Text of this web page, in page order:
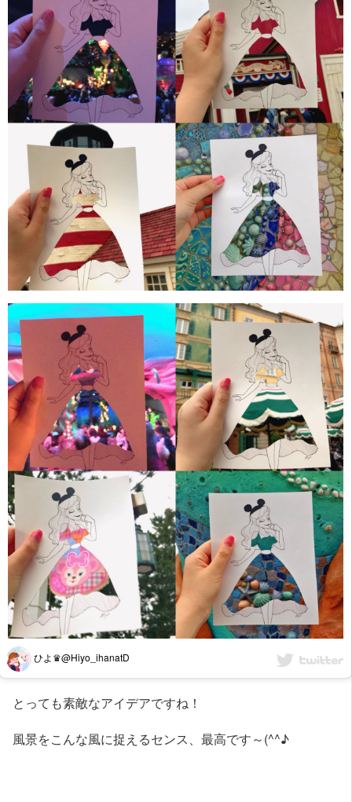
ひよ♛@Hiyo_ihanatD
とっても素敵なアイデアですね！
風景をこんな風に捉えるセンス、最高です～(^^♪